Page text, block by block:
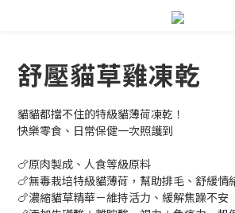
舒壓貓草雞凍乾
貓貓都擋不住的特級貓薄荷凍乾！
快樂零食、日常保健一次照護到
🍗原肉製成、人食等級原料
🍗無毒栽培特級貓薄荷，幫助排毛、舒緩情
🍗濃縮貓草精華－維持活力、緩解焦躁不安